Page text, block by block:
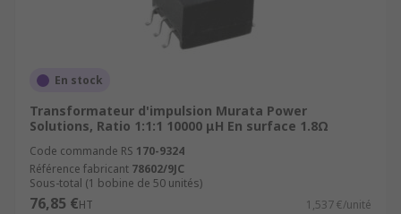
En stock
Transformateur d'impulsion Murata Power
Solutions, Ratio 1:1:1 10000 μH En surface 1.8Ω
Code commande RS 170-9324
Référence fabricant 78602/9JC
Sous-total (1 bobine de 50 unités)
76,85 €HT 1,537 €/unité